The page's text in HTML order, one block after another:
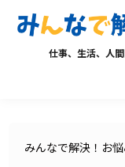
仕事、生活、人
みんなで解決！お